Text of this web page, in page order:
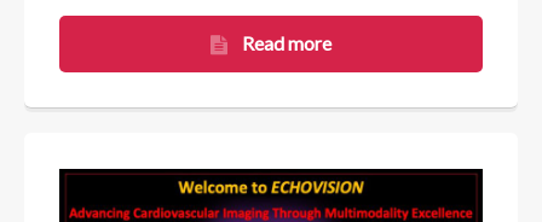
Read more